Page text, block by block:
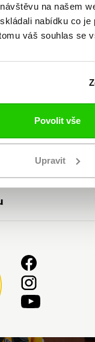
na našem
nabídku co je
váš souhlas se
Povolit vše
Upravit
sortiment